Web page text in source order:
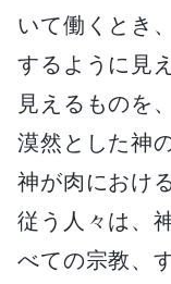
いて働くとき
するように見
見えるものを
漠然とした神
神が肉におけ
従う人々は、
べての宗教、